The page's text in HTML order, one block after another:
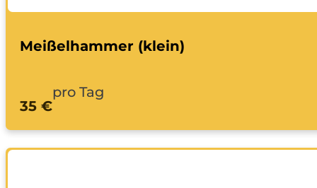
Meißelhammer (klein)
35 €
pro Tag